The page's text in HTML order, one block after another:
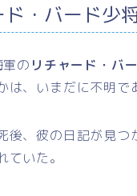
ド・バード少
の リチャード・バ
は、いまだに不明で
後、彼の日記が見
いた。